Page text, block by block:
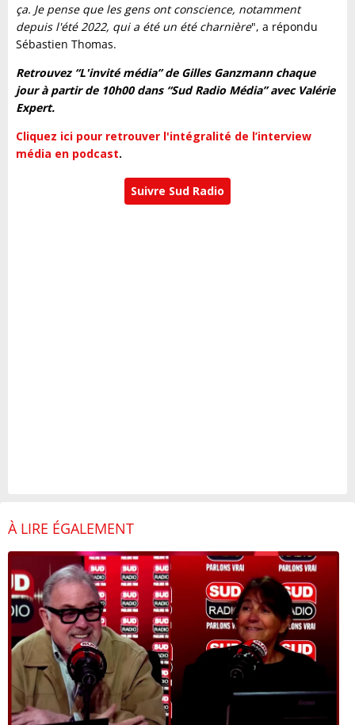
ça. Je pense que les gens ont conscience, notamment
depuis l'été 2022, qui a été un été charnière", a répondu
Sébastien Thomas.
Retrouvez “L'invité média” de Gilles Ganzmann chaque
jour à partir de 10h00 dans “Sud Radio Média” avec Valérie
Expert.
Cliquez ici pour retrouver l'intégralité de l’interview
média en podcast.
Suivre Sud Radio
À LIRE ÉGALEMENT